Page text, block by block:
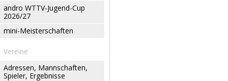
andro WTTV-Jugend-Cup
2026/27
mini-Meisterschaften
Vereine
Adressen, Mannschaften,
Spieler, Ergebnisse